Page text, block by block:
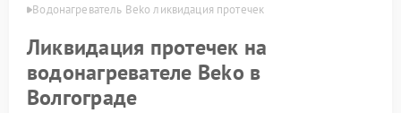
Водонагреватель Beko ликвидация протечек
Ликвидация протечек на
водонагревателе Beko в
Волгограде